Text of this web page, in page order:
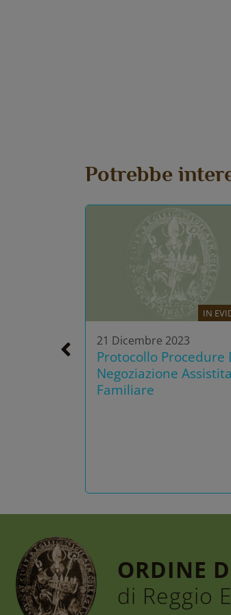
Potrebbe
IN
21 Dicembre 2023
Protocollo Procedure
Negoziazione Assistita
Familiare
ORDINE
di Reggio